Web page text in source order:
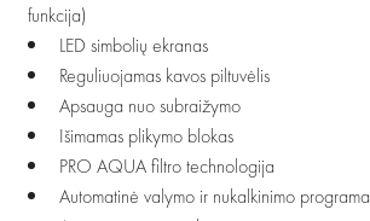
funkcija)
LED simbolių ekranas
Reguliuojamas kavos piltuvėlis
Apsauga nuo subraižymo
Išimamas plikymo blokas
PRO AQUA filtro technologija
Automatinė valymo ir nukalkinimo programa